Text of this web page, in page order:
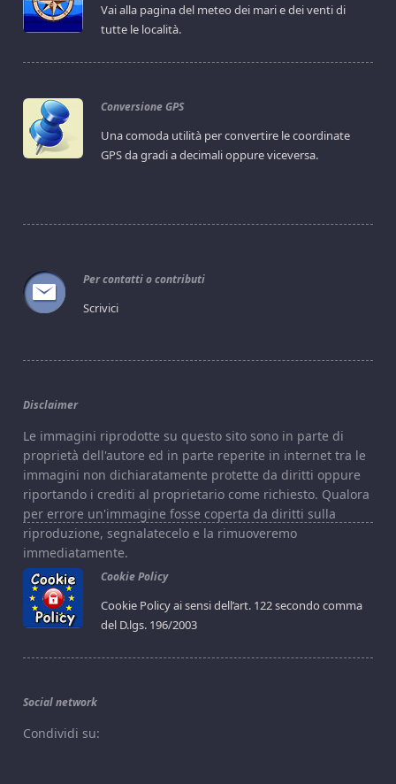
Vai alla pagina del meteo dei mari e dei venti di
tutte le località.
Conversione GPS
Una comoda utilità per convertire le coordinate
GPS da gradi a decimali oppure viceversa.
Per contatti o contributi
Scrivici
Disclaimer
Le immagini riprodotte su questo sito sono in parte di
proprietà dell'autore ed in parte reperite in internet tra le
immagini non dichiaratamente protette da diritti oppure
riportando i crediti al proprietario come richiesto. Qualora
per errore un'immagine fosse coperta da diritti sulla
riproduzione, segnalatecelo e la rimuoveremo
immediatamente.
Cookie Policy
Cookie Policy ai sensi dell’art. 122 secondo comma
del D.lgs. 196/2003
Social network
Condividi su: